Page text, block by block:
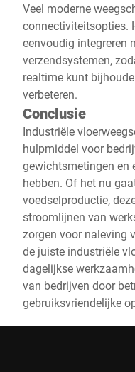
Veel moderne
connectiviteitsopties.
eenvoudig integreren
verzendsystemen,
realtime kunt
verbeteren.
Conclusie
Industriële
hulpmiddel voor
gewichtsmetingen en
hebben. Of het nu
voedselproductie,
stroomlijnen van
zorgen voor naleving
de juiste industriële
dagelijkse
van bedrijven door
gebruiksvriendelijke